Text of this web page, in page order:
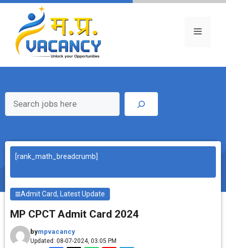
Skip
content
Menu
[rank_math_breadcrumb]
Admit Card, Latest Update
MP CPCT Admit Card 2024
bympvacancy
Updated: 08-07-2024, 03.05 PM